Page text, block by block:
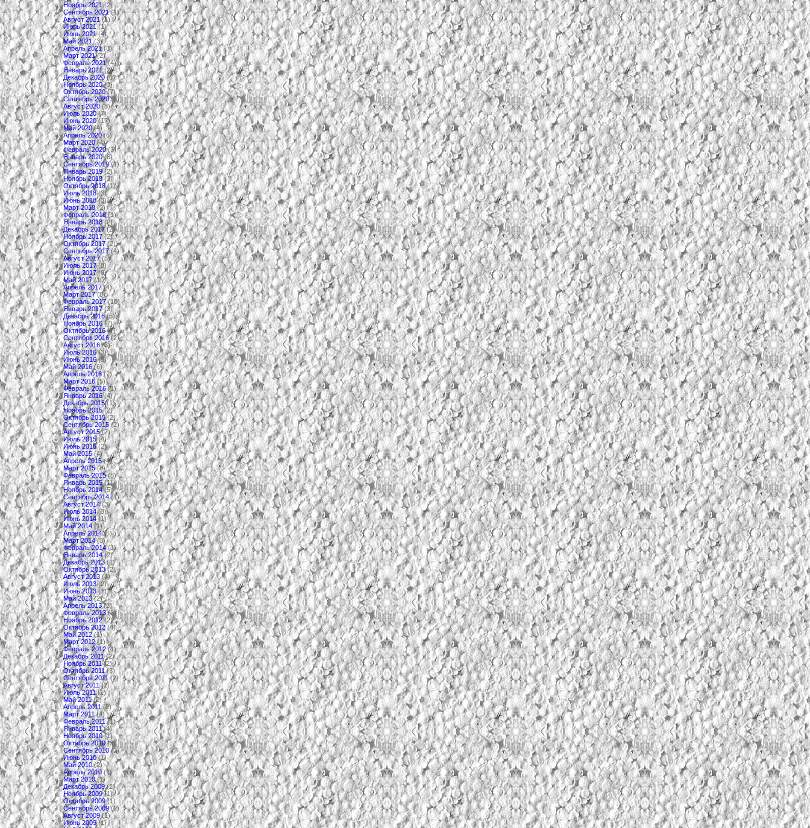
Ноябрь 2021(2)
Сентябрь 2021(1)
Август 2021(1)
Июль 2021(1)
Июнь 2021(4)
Май 2021(3)
Апрель 2021(3)
Март 2021(2)
Февраль 2021(4)
Январь 2021(2)
Декабрь 2020(5)
Ноябрь 2020(3)
Октябрь 2020(7)
Сентябрь 2020(6)
Август 2020(8)
Июль 2020(7)
Июнь 2020(17)
Май 2020(4)
Апрель 2020(6)
Март 2020(4)
Февраль 2020(3)
Январь 2020(6)
Сентябрь 2019(1)
Январь 2019(2)
Ноябрь 2018(3)
Октябрь 2018(1)
Июль 2018(3)
Июнь 2018(3)
Март 2018(2)
Февраль 2018(1)
Январь 2018(2)
Декабрь 2017(2)
Ноябрь 2017(2)
Октябрь 2017(2)
Сентябрь 2017(4)
Август 2017(5)
Июль 2017(8)
Июнь 2017(8)
Май 2017(10)
Апрель 2017(4)
Март 2017(8)
Февраль 2017(10)
Январь 2017(3)
Декабрь 2016(5)
Ноябрь 2016(7)
Октябрь 2016(7)
Сентябрь 2016(2)
Август 2016(3)
Июль 2016(3)
Июнь 2016(5)
Май 2016(6)
Апрель 2016(7)
Март 2016(5)
Февраль 2016(1)
Январь 2016(4)
Декабрь 2015(1)
Ноябрь 2015(2)
Октябрь 2015(2)
Сентябрь 2015(2)
Август 2015(7)
Июль 2015(4)
Июнь 2015(2)
Май 2015(4)
Апрель 2015(4)
Март 2015(8)
Февраль 2015(5)
Январь 2015(1)
Ноябрь 2014(5)
Сентябрь 2014(1)
Август 2014(3)
Июль 2014(3)
Июнь 2014(1)
Май 2014(1)
Апрель 2014(6)
Март 2014(3)
Февраль 2014(1)
Январь 2014(2)
Декабрь 2013(1)
Октябрь 2013(2)
Август 2013(4)
Июль 2013(2)
Июнь 2013(1)
Май 2013(2)
Апрель 2013(2)
Февраль 2013(3)
Ноябрь 2012(2)
Октябрь 2012(4)
Май 2012(1)
Март 2012(1)
Февраль 2012(1)
Декабрь 2011(2)
Ноябрь 2011(2)
Октябрь 2011(3)
Сентябрь 2011(2)
Август 2011(2)
Июль 2011(1)
Май 2011(2)
Апрель 2011(2)
Март 2011(4)
Февраль 2011(1)
Январь 2011(4)
Ноябрь 2010(1)
Октябрь 2010(3)
Сентябрь 2010(2)
Июнь 2010(1)
Май 2010(2)
Апрель 2010(1)
Март 2010(1)
Декабрь 2009(2)
Ноябрь 2009(1)
Октябрь 2009(1)
Сентябрь 2009(2)
Август 2009(1)
Июнь 2009(1)